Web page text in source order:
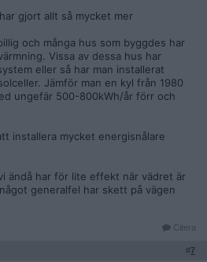
gjort allt så mycket mer
och många hus som byggdes har
Vissa av dessa hus har
eller så har man installerat
Jämför man en kyl från 1980
ungefär 500-800kWh/år förr och
installera mycket energisnålare
ändå har för lite effekt när vädret är
generalfel har skett på vägen
Citera
#7